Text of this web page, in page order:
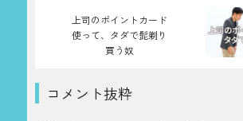
上司のポイントカード
使って、タダで髭剃り
買う奴
コメント抜粋